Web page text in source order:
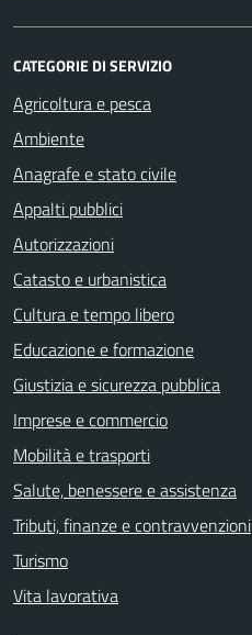
CATEGORIE DI SERVIZIO
Agricoltura e pesca
Ambiente
Anagrafe e stato civile
Appalti pubblici
Autorizzazioni
Catasto e urbanistica
Cultura e tempo libero
Educazione e formazione
Giustizia e sicurezza pubblica
Imprese e commercio
Mobilità e trasporti
Salute, benessere e assistenza
Tributi, finanze e contravvenzioni
Turismo
Vita lavorativa